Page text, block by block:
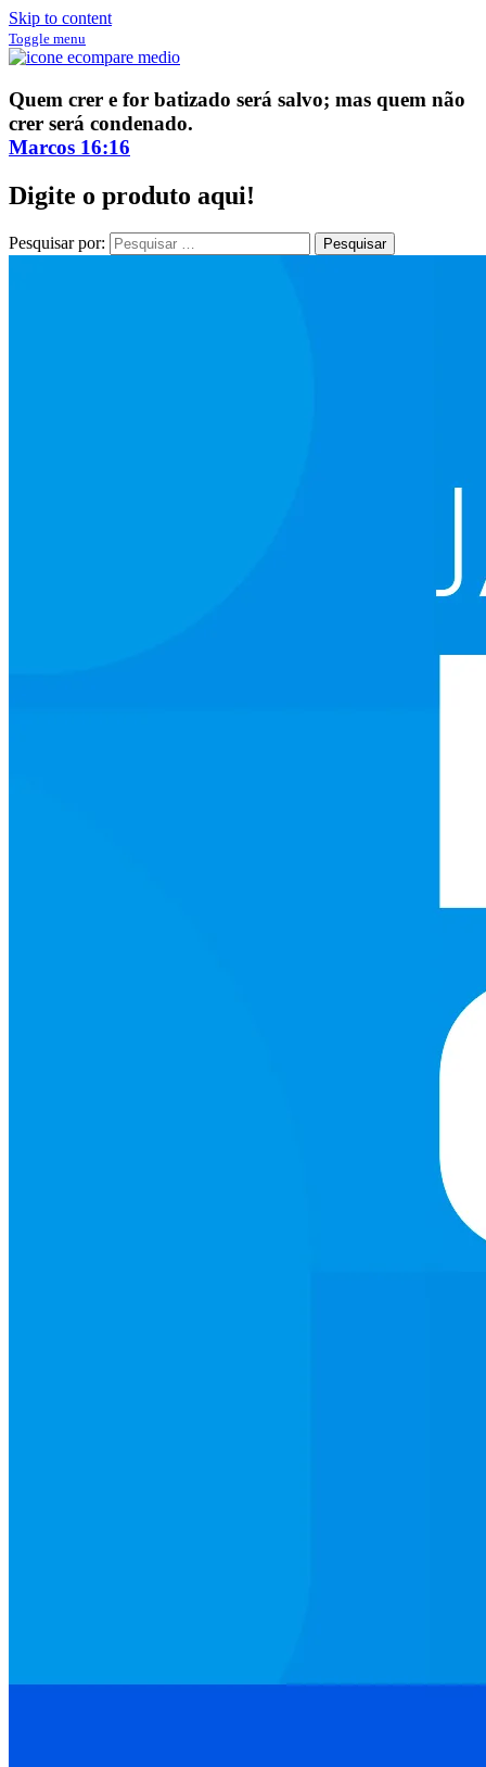
Skip to content
Toggle menu
ECompare e EConomize
ECompare e EConomize nas Lojas dos principais Marketplaces
brasileiros
Quem crer e for batizado será salvo; mas quem não
crer será condenado.
Marcos 16:16
Digite o produto aqui!
Pesquisar por: